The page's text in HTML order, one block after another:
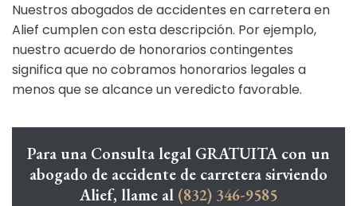
Nuestros abogados de accidentes en carretera en
Alief cumplen con esta descripción. Por ejemplo,
nuestro acuerdo de honorarios contingentes
significa que no cobramos honorarios legales a
menos que se alcance un veredicto favorable.
Para una Consulta legal GRATUITA con un
abogado de accidente de carretera sirviendo
Alief, llame al (832) 346-9585